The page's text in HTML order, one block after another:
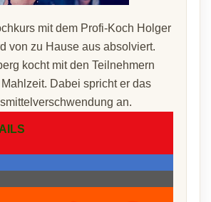
mit dem Profi-Koch Holger
von zu Hause aus absolviert.
kocht mit den Teilnehmern
Dabei spricht er das
an.